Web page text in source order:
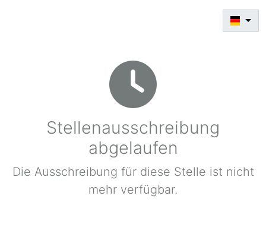
Stellenausschreibung
abgelaufen
Die Ausschreibung für diese Stelle ist nicht
mehr verfügbar.